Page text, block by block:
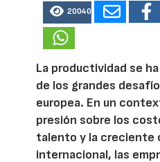
20040
La productividad se
de los grandes
europea. En un
presión sobre los
talento y la creciente
internacional, las